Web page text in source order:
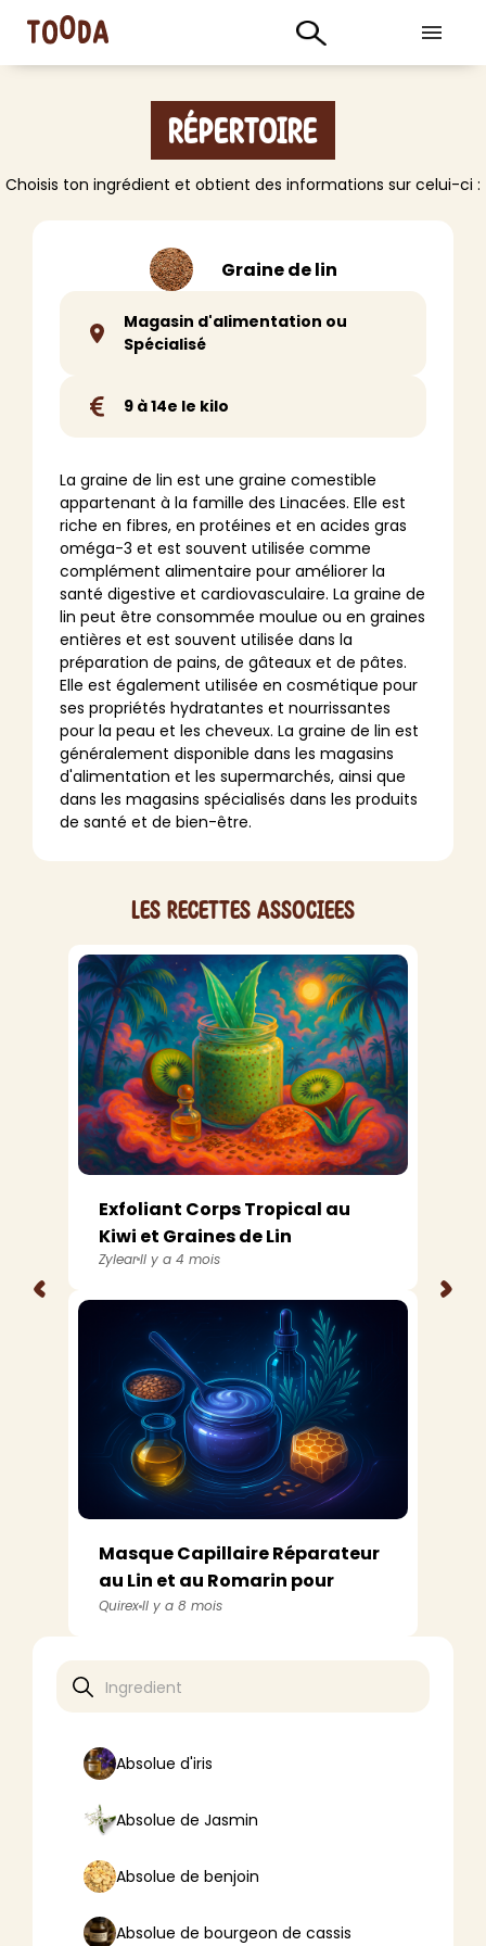
Répertoire
Choisis ton ingrédient et obtient des informations sur celui-ci :
Absolue d'iris
Absolue de Jasmin
Absolue de benjoin
Absolue de bourgeon de cassis
Graine de lin
Magasin d'alimentation ou
Spécialisé
9 à 14e le kilo
La graine de lin est une graine comestible
appartenant à la famille des Linacées. Elle est
riche en fibres, en protéines et en acides gras
oméga-3 et est souvent utilisée comme
complément alimentaire pour améliorer la
santé digestive et cardiovasculaire. La graine de
lin peut être consommée moulue ou en graines
entières et est souvent utilisée dans la
préparation de pains, de gâteaux et de pâtes.
Elle est également utilisée en cosmétique pour
ses propriétés hydratantes et nourrissantes
pour la peau et les cheveux. La graine de lin est
généralement disponible dans les magasins
d'alimentation et les supermarchés, ainsi que
dans les magasins spécialisés dans les produits
de santé et de bien-être.
Les recettes associees
<
Exfoliant Corps Tropical au
Kiwi et Graines de Lin
ZylearIl y a 4 mois
Masque Capillaire Réparateur
au Lin et au Romarin pour
Cheveux...
QuirexIl y a 8 mois
>